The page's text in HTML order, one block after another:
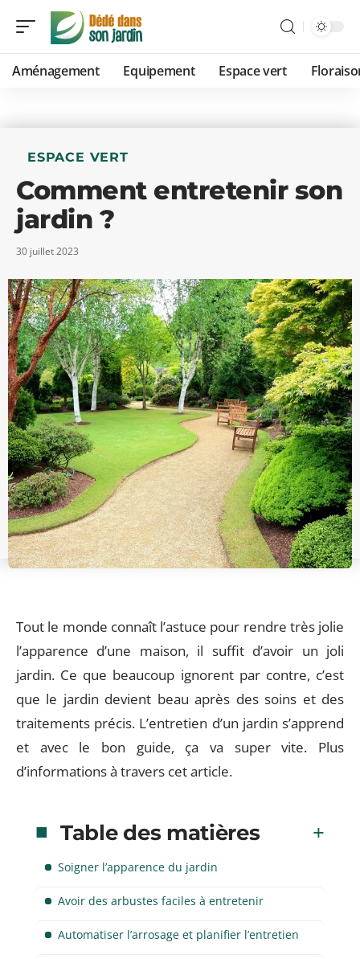
Aménagement Equipement Espace vert
ESPACE VERT
Comment entretenir son
jardin ?
30 juillet 2023
Tout le monde connaît l’astuce pour rendre très jolie
l’apparence d’une maison, il suffit d’avoir un joli
jardin. Ce que beaucoup ignorent par contre, c’est
que le jardin devient beau après des soins et des
traitements précis. L’entretien d’un jardin s’apprend
et avec le bon guide, ça va super vite. Plus
d’informations à travers cet article.
Table des matières
Soigner l’apparence du jardin
Avoir des arbustes faciles à entretenir
Automatiser l’arrosage et planifier l’entretien